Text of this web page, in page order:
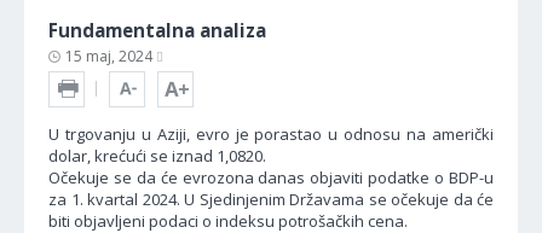
Fundamentalna analiza
15 maj, 2024
U trgovanju u Aziji, evro je porastao u odnosu na američki
dolar, krećući se iznad 1,0820.
Očekuje se da će evrozona danas objaviti podatke o BDP-u
za 1. kvartal 2024. U Sjedinjenim Državama se očekuje da će
biti objavljeni podaci o indeksu potrošačkih cena.